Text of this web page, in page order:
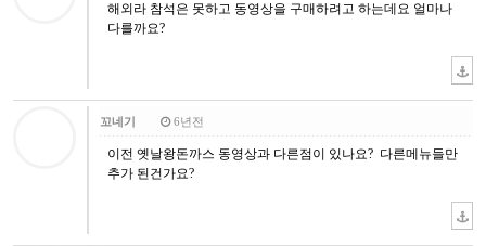
해외라 참석은 못하고 동영상을 구매하려고 하는데요 얼마나
다를까요?
꼬네기 6년전
이전 옛날왕돈까스 동영상과 다른점이 있나요? 다른메뉴들만
추가 된건가요?